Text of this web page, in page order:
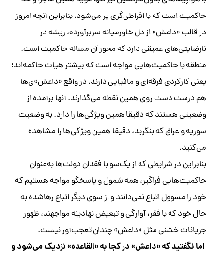
حاکمیت است که با افراطی‌گری پر می‌شود. بنابراین آنچه امروز
در قالب «داعش» از دل خاورمیانه سربرآورده، ریشه در
نارضایتی‌های عمیقی دارد که محور آن مساله حاکمیت است.
منطقه با حاکمیت‌هایی مواجه است که بیشتر هیات حاکمه‌اند؛
یعنی کارکردی فرقه‌ای و مافیایی دارند. در واقع «داعش»ی‌ها
هم درست دست روی همین نقطه می‌گذارند. آنها برآمده از
وضعیتی هستند که دقیقا همین ویژگی‌ها را دارد. به وضعیت
سوریه و عراق که بنگرید، دقیقا همین ویژگی‌ها را مشاهده
می‌کنید.
بنابراین در شرایطی که از یک‌سو با فقدان دولت‌ها به‌عنوان
حاکمیت‌هایی فراگیر، همه شمول و پاسخگو مواجه هستیم که
خود را مسوول اتباع نمی‌دانند و از سوی دیگر اتباع رهاشده به
حال خود که با فقر، آوارگی و تبعیض نهادینه مواجهند، ظهور
جریانات خشنی مثل «داعش» چندان تعجب‌آور نیست.
اما نگفتید که «داعش» در کجا به «القاعده» نزدیک می‌شود و